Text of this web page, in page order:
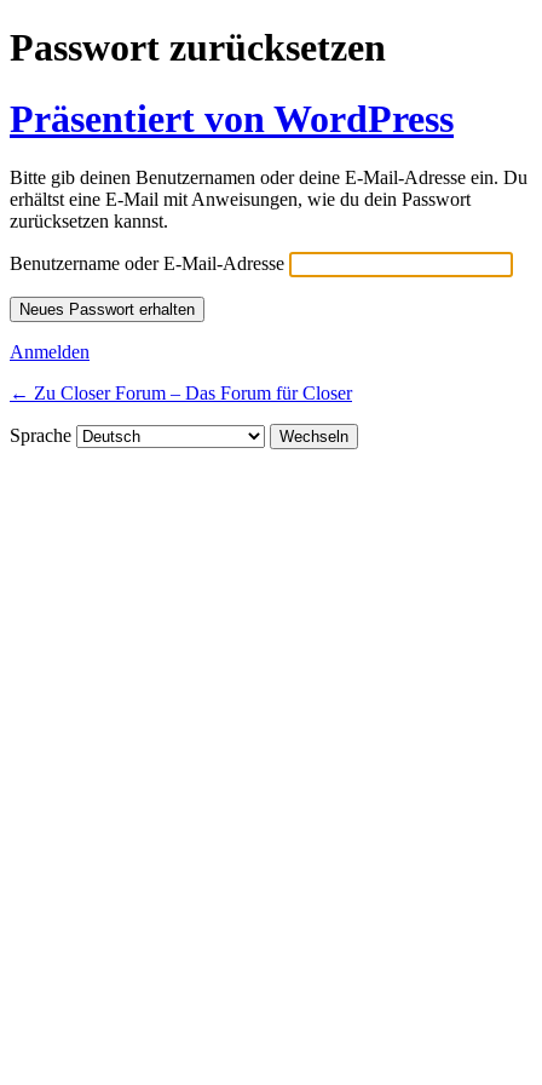
Passwort zurücksetzen
Präsentiert von WordPress
Bitte gib deinen Benutzernamen oder deine E-Mail-Adresse ein. Du
erhältst eine E-Mail mit Anweisungen, wie du dein Passwort
zurücksetzen kannst.
Benutzername oder E-Mail-Adresse
Anmelden
← Zu Closer Forum – Das Forum für Closer
Sprache